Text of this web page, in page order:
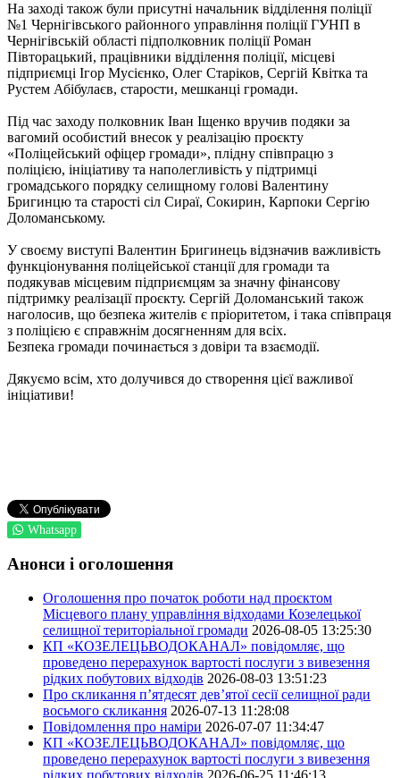
На заході також були присутні начальник відділення поліції
№1 Чернігівського районного управління поліції ГУНП в
Чернігівській області підполковник поліції Роман
Півторацький, працівники відділення поліції, місцеві
підприємці Ігор Мусієнко, Олег Старіков, Сергій Квітка та
Рустем Абібулаєв, старости, мешканці громади.
Під час заходу полковник Іван Іщенко вручив подяки за
вагомий особистий внесок у реалізацію проєкту
«Поліцейський офіцер громади», плідну співпрацю з
поліцією, ініціативу та наполегливість у підтримці
громадського порядку селищному голові Валентину
Бригинцю та старості сіл Сираї, Сокирин, Карпоки Сергію
Доломанському.
У своєму виступі Валентин Бригинець відзначив важливість
функціонування поліцейської станції для громади та
подякував місцевим підприємцям за значну фінансову
підтримку реалізації проєкту. Сергій Доломанський також
наголосив, що безпека жителів є пріоритетом, і така співпраця
з поліцією є справжнім досягненням для всіх.
Безпека громади починається з довіри та взаємодії.
Дякуємо всім, хто долучився до створення цієї важливої
ініціативи!
Whatsapp
Анонси і оголошення
Оголошення про початок роботи над проєктом
Місцевого плану управління відходами Козелецької
селищної територіальної громади 2026-08-05 13:25:30
КП «КОЗЕЛЕЦЬВОДОКАНАЛ» повідомляє, що
проведено перерахунок вартості послуги з вивезення
рідких побутових відходів 2026-08-03 13:51:23
Про скликання п’ятдесят дев’ятої сесії селищної ради
восьмого скликання 2026-07-13 11:28:08
Повідомлення про наміри 2026-07-07 11:34:47
КП «КОЗЕЛЕЦЬВОДОКАНАЛ» повідомляє, що
проведено перерахунок вартості послуги з вивезення